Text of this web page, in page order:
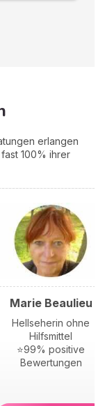
erlangen
100% ihrer
Marie Beaulieu
Hellseherin ohne
Hilfsmittel
⭐99% positive
Bewertungen